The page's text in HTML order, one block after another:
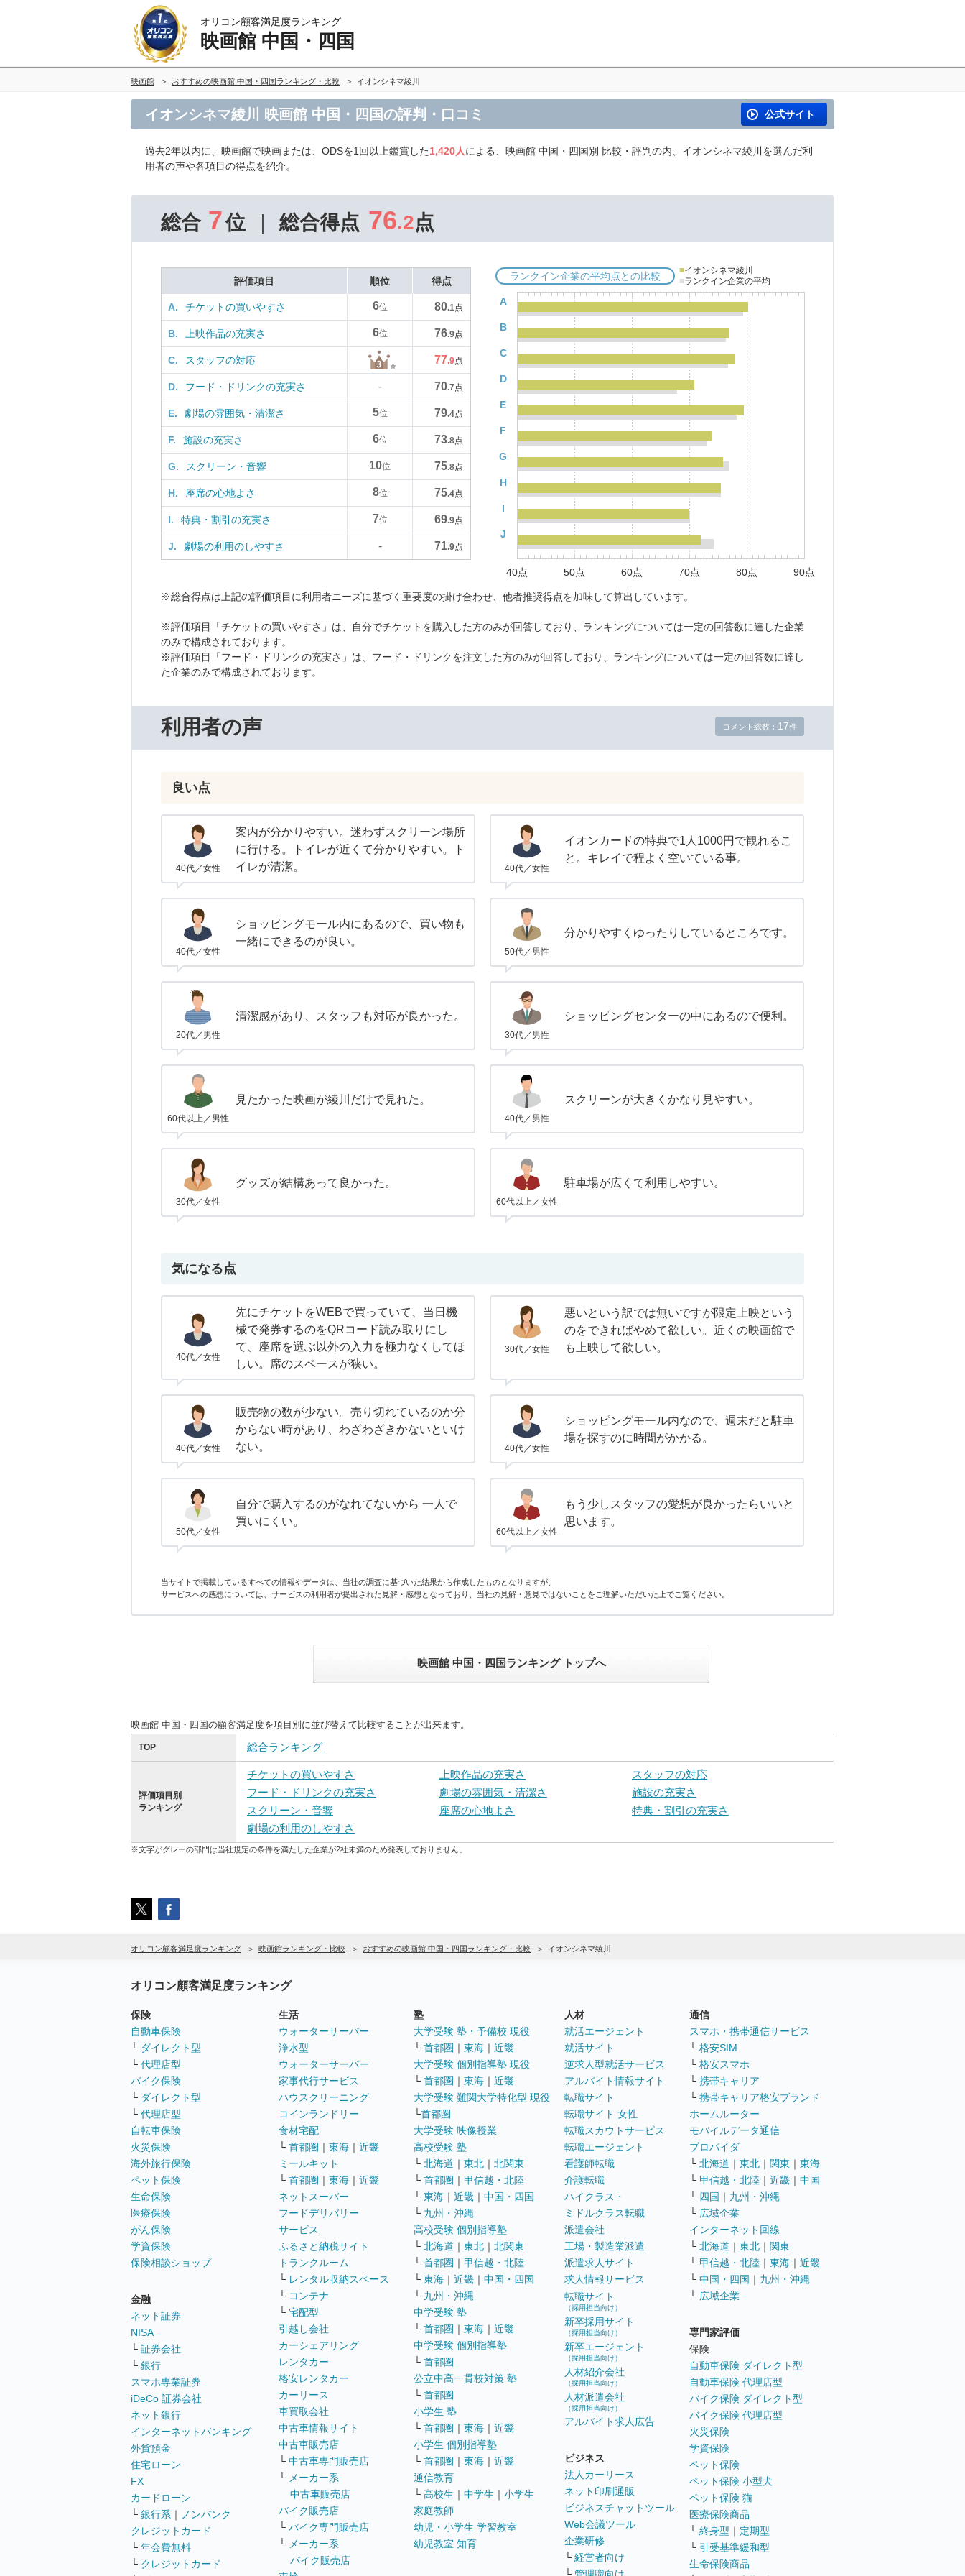
オリコン顧客満足度ランキング
映画館 中国・四国
映画館 おすすめの映画館 中国・四国ランキング・比較 イオンシネマ綾川
イオンシネマ綾川 映画館 中国・四国の評判・口コミ 公式サイト
過去2年以内に、映画館で映画または、ODSを1回以上鑑賞した1,420人による、映画館 中国・四国別 比較・評判の内、イオンシネマ綾川を選んだ利
用者の声や各項目の得点を紹介。
総合 7位 総合得点 76.2点
評価項目 順位 得点
A. チケットの買いやすさ 6位 80.1点
B. 上映作品の充実さ 6位 76.9点
C. スタッフの対応 77.9点
D. フード・ドリンクの充実さ - 70.7点
E. 劇場の雰囲気・清潔さ 5位 79.4点
F. 施設の充実さ 6位 73.8点
G. スクリーン・音響 10位 75.8点
H. 座席の心地よさ 8位 75.4点
I. 特典・割引の充実さ 7位 69.9点
J. 劇場の利用のしやすさ - 71.9点
ランクイン企業の平均点との比較 ■イオンシネマ綾川
■ランクイン企業の平均
A
B
C
D
E
F
G
H
I
J
40点 50点 60点 70点 80点 90点
※総合得点は上記の評価項目に利用者ニーズに基づく重要度の掛け合わせ、他者推奨得点を加味して算出しています。
※評価項目「チケットの買いやすさ」は、自分でチケットを購入した方のみが回答しており、ランキングについては一定の回答数に達した企業
のみで構成されております。
※評価項目「フード・ドリンクの充実さ」は、フード・ドリンクを注文した方のみが回答しており、ランキングについては一定の回答数に達し
た企業のみで構成されております。
利用者の声 コメント総数： 17件
良い点
40代／女性
案内が分かりやすい。迷わずスクリーン場所
に行ける。トイレが近くて分かりやすい。ト
イレが清潔。
40代／女性
イオンカードの特典で1人1000円で観れるこ
と。キレイで程よく空いている事。
40代／女性
ショッピングモール内にあるので、買い物も
一緒にできるのが良い。
50代／男性
分かりやすくゆったりしているところです。
20代／男性
清潔感があり、スタッフも対応が良かった。
30代／男性
ショッピングセンターの中にあるので便利。
60代以上／男性
見たかった映画が綾川だけで見れた。
40代／男性
スクリーンが大きくかなり見やすい。
30代／女性
グッズが結構あって良かった。
60代以上／女性
駐車場が広くて利用しやすい。
気になる点
40代／女性
先にチケットをWEBで買っていて、当日機
械で発券するのをQRコード読み取りにし
て、座席を選ぶ以外の入力を極力なくしてほ
しい。席のスペースが狭い。
30代／女性
悪いという訳では無いですが限定上映という
のをできればやめて欲しい。近くの映画館で
も上映して欲しい。
40代／女性
販売物の数が少ない。売り切れているのか分
からない時があり、わざわざきかないといけ
ない。
40代／女性
ショッピングモール内なので、週末だと駐車
場を探すのに時間がかかる。
50代／女性
自分で購入するのがなれてないから 一人で
買いにくい。
60代以上／女性
もう少しスタッフの愛想が良かったらいいと
思います。
当サイトで掲載しているすべての情報やデータは、当社の調査に基づいた結果から作成したものとなりますが、
サービスへの感想については、サービスの利用者が提出された見解・感想となっており、当社の見解・意見ではないことをご理解いただいた上でご覧ください。
映画館 中国・四国ランキング トップへ
映画館 中国・四国の顧客満足度を項目別に並び替えて比較することが出来ます。
TOP 総合ランキング
評価項目別
ランキング
チケットの買いやすさ 上映作品の充実さ
スタッフの対応
フード・ドリンクの充実さ
劇場の雰囲気・清潔さ
施設の充実さ
スクリーン・音響
座席の心地よさ
特典・割引の充実さ
劇場の利用のしやすさ
※文字がグレーの部門は当社規定の条件を満たした企業が2社未満のため発表しておりません。
オリコン顧客満足度ランキング 映画館ランキング・比較 おすすめの映画館 中国・四国ランキング・比較 イオンシネマ綾川
オリコン顧客満足度ランキング
保険
自動車保険
└ ダイレクト型
└ 代理店型
バイク保険
└ ダイレクト型
└ 代理店型
自転車保険
火災保険
海外旅行保険
ペット保険
生命保険
医療保険
がん保険
学資保険
保険相談ショップ
金融
ネット証券
NISA
└ 証券会社
└ 銀行
スマホ専業証券
iDeCo 証券会社
ネット銀行
インターネットバンキング
外貨預金
住宅ローン
FX
カードローン
└ 銀行系 ｜
ノンバンク
クレジットカード
└ 年会費無料
└ クレジットカード
生活
ウォーターサーバー
浄水型
ウォーターサーバー
家事代行サービス
ハウスクリーニング
コインランドリー
食材宅配
└ 首都圏 ｜ 東海 ｜ 近畿
ミールキット
└ 首都圏 ｜ 東海 ｜ 近畿
ネットスーパー
フードデリバリー
サービス
ふるさと納税サイト
トランクルーム
└ レンタル収納スペース
└ コンテナ
└ 宅配型
引越し会社
カーシェアリング
レンタカー
格安レンタカー
カーリース
車買取会社
中古車情報サイト
中古車販売店
└ 中古車専門販売店
└ メーカー系
中古車販売店
バイク販売店
└ バイク専門販売店
└ メーカー系
バイク販売店
塾
大学受験 塾・予備校 現役
└ 首都圏 ｜ 東海 ｜ 近畿
大学受験 個別指導塾 現役
└ 首都圏 ｜ 東海 ｜ 近畿
大学受験 難関大学特化型 現役
└首都圏
大学受験 映像授業
高校受験 塾
└ 北海道 ｜ 東北 ｜ 北関東
└ 首都圏 ｜ 甲信越・北陸
└ 東海 ｜ 近畿 ｜ 中国・四国
└ 九州・沖縄
高校受験 個別指導塾
└ 北海道 ｜ 東北 ｜ 北関東
└ 首都圏 ｜ 甲信越・北陸
└ 東海 ｜ 近畿 ｜ 中国・四国
└ 九州・沖縄
中学受験 塾
└ 首都圏 ｜ 東海 ｜ 近畿
中学受験 個別指導塾
└ 首都圏
公立中高一貫校対策 塾
└ 首都圏
小学生 塾
└ 首都圏 ｜ 東海 ｜ 近畿
小学生 個別指導塾
└ 首都圏 ｜ 東海 ｜ 近畿
通信教育
└ 高校生 ｜ 中学生 ｜ 小学生
家庭教師
幼児・小学生 学習教室
幼児教室 知育
人材
就活エージェント
就活サイト
逆求人型就活サービス
アルバイト情報サイト
転職サイト
転職サイト 女性
転職スカウトサービス
転職エージェント
看護師転職
介護転職
ハイクラス・
ミドルクラス転職
派遣会社
工場・製造業派遣
派遣求人サイト
求人情報サービス
転職サイト
（採用担当向け）
新卒採用サイト
（採用担当向け）
新卒エージェント
（採用担当向け）
人材紹介会社
（採用担当向け）
人材派遣会社
（採用担当向け）
アルバイト求人広告
ビジネス
法人カーリース
ネット印刷通販
ビジネスチャットツール
Web会議ツール
企業研修
└ 経営者向け
通信
スマホ・携帯通信サービス
└ 格安SIM
└ 格安スマホ
└ 携帯キャリア
└ 携帯キャリア格安ブランド
ホームルーター
モバイルデータ通信
プロバイダ
└ 北海道 ｜ 東北 ｜ 関東 ｜ 東海
└ 甲信越・北陸 ｜ 近畿 ｜ 中国
└ 四国 ｜ 九州・沖縄
└ 広域企業
インターネット回線
└ 北海道 ｜ 東北 ｜ 関東
└ 甲信越・北陸 ｜ 東海 ｜ 近畿
└ 中国・四国 ｜ 九州・沖縄
└ 広域企業
専門家評価
保険
自動車保険 ダイレクト型
自動車保険 代理店型
バイク保険 ダイレクト型
バイク保険 代理店型
火災保険
学資保険
ペット保険
ペット保険 小型犬
ペット保険 猫
医療保険商品
└ 終身型 ｜ 定期型
└ 引受基準緩和型
生命保険商品